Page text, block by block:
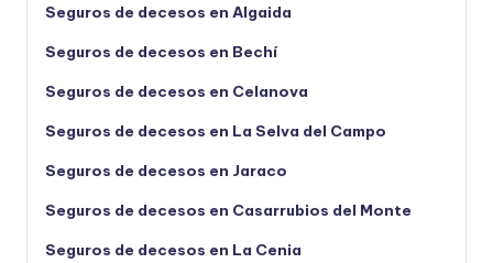
Seguros de decesos en Algaida
Seguros de decesos en Bechí
Seguros de decesos en Celanova
Seguros de decesos en La Selva del Campo
Seguros de decesos en Jaraco
Seguros de decesos en Casarrubios del Monte
Seguros de decesos en La Cenia